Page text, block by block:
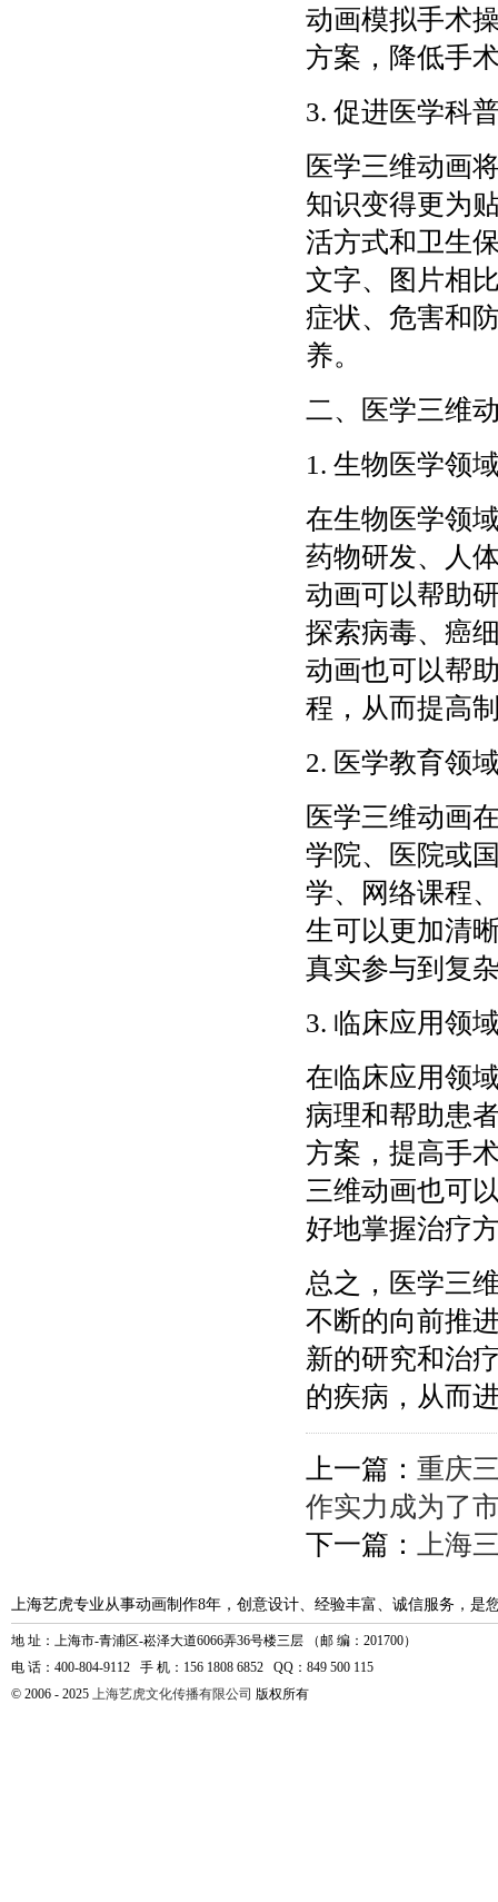
动画模拟手术
方案，降低手
3. 促进医学科
医学三维动画
知识变得更为
活方式和卫生
文字、图片相
症状、危害和
养。
二、医学三维
1. 生物医学领
在生物医学领
药物研发、人
动画可以帮助
探索病毒、癌
动画也可以帮
程，从而提高
2. 医学教育领
医学三维动画
学院、医院或
学、网络课程
生可以更加清
真实参与到复
3. 临床应用领
在临床应用领
病理和帮助患
方案，提高手
三维动画也可
好地掌握治疗
总之，医学三
不断的向前推
新的研究和治
的疾病，从而
上一篇： 重庆
作实力成为了
下一篇：
上海
上海艺虎专业从事动画制作8年，创意设计、经验丰富、诚信服务，是
地 址：上海市-青浦区-崧泽大道6066弄36号楼三层 （邮 编：201700）
电 话：400-804-9112 手 机：156 1808 6852 QQ：849 500 115
© 2006 - 2025 上海艺虎文化传播有限公司 版权所有